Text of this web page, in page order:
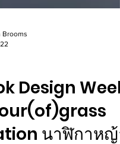
Design Week